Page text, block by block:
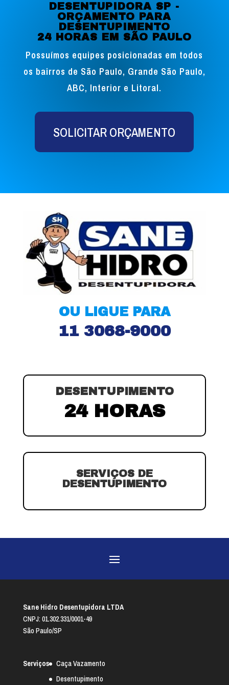
DESENTUPIDORA SP -
ORÇAMENTO PARA
DESENTUPIMENTO
24 HORAS EM SÃO PAULO
Possuímos equipes posicionadas em todos
os bairros de São Paulo, Grande São Paulo,
ABC, Interior e Litoral.
SOLICITAR ORÇAMENTO
OU LIGUE PARA
11 3068-9000
DESENTUPIMENTO
24 HORAS
SERVIÇOS DE
DESENTUPIMENTO
Sane Hidro Desentupidora LTDA
CNPJ: 01.302.331/0001-49
São Paulo/SP
Serviços
Caça Vazamento
Desentupimento